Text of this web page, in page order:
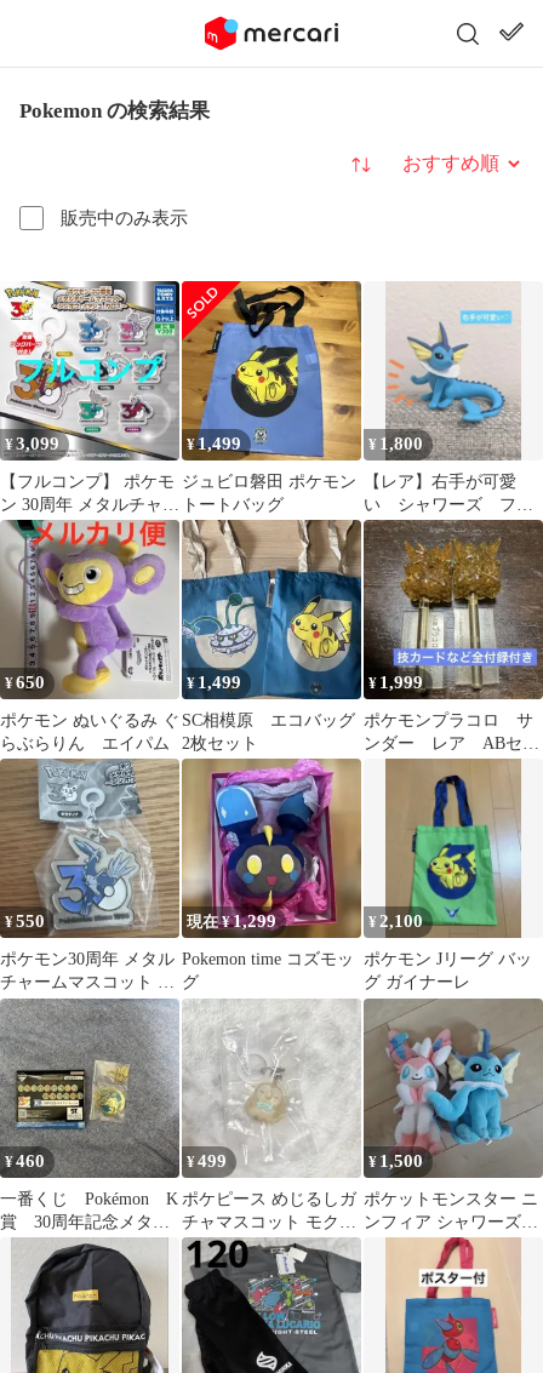
Pokemon の検索結果
販売中のみ表示
並び替え
¥3,099
【フルコンプ】 ポケモ
ン 30周年 メタルチャー
ムマスコット シンオウ
4
¥1,499
ジュビロ磐田 ポケモン
トートバッグ
¥ 1,800
【レア】右手が可愛
い シャワーズ フィ
ギュア ポケモン
Pokemon 希少
¥650
ポケモン ぬいぐるみ ぐ
らぶらりん エイパム
¥ 1,499
SC相模原 エコバッグ
2枚セット
¥ 1,999
ポケモンプラコロ サ
ンダー レア ABセッ
¥550
ポケモン30周年 メタル
チャームマスコット デ
ィアルガ
現在 ¥1,299
Pokemon time コズモッ
グ
¥2,100
ポケモン Jリーグ バッ
グ ガイナーレ
¥460
一番くじ Pokémon K
賞 30周年記念メタル
チャーム アシマリ
¥499
ポケピース めじるしガ
チャマスコット モクロ
ー
¥ 1,500
ポケットモンスター ニ
ンフィア シャワーズ
ぬいぐるみ 2点セット